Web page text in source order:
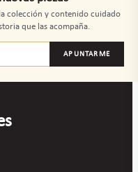
colección y contenido cuidado
que las acompaña.
APUNTARME